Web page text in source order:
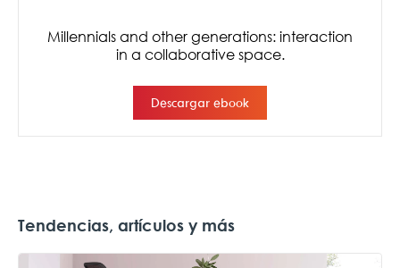
Tendencias, artículos y más